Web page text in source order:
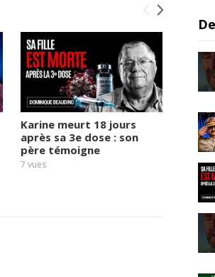
Karine meurt 18 jours
après sa 3e dose : son
père témoigne
7 vues
La
N°3
vues